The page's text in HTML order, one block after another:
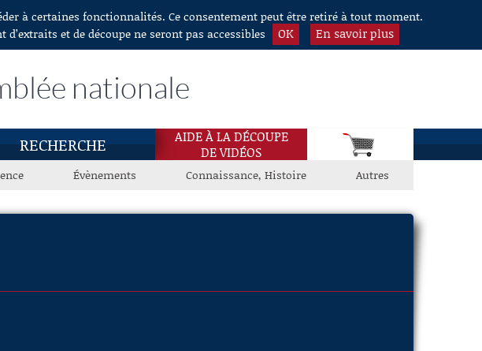
à certaines fonctionnalités. Ce consentement peut être retiré à tout moment.
et de découpe ne seront pas accessibles
OK En savoir plus
nationale
RECHERCHE
AIDE À LA DÉCOUPE
DE VIDÉOS
Évènements Connaissance, Histoire Autres